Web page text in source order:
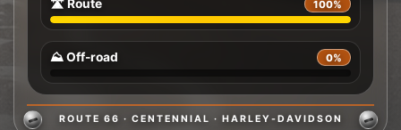
🛣️ Route 100%
⛰️ Off-road 0%
ROUTE 66 · CENTENNIAL · HARLEY-DAVIDSON